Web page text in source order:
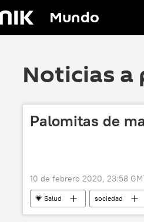
Mundo
Noticias a
Palomitas de
10 de febrero 2020, 23:58
💗 Salud sociedad